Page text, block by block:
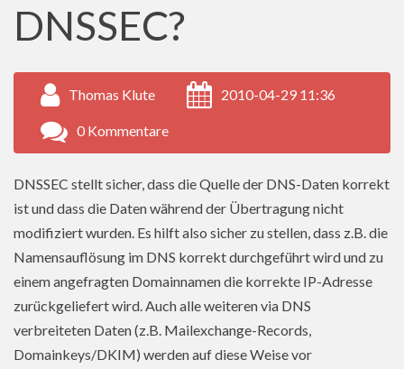
DNSSEC?
Thomas Klute 2010-04-29 11:36
0 Kommentare
DNSSEC stellt sicher, dass die Quelle der DNS-Daten korrekt
ist und dass die Daten während der Übertragung nicht
modifiziert wurden. Es hilft also sicher zu stellen, dass z.B. die
Namensauflösung im DNS korrekt durchgeführt wird und zu
einem angefragten Domainnamen die korrekte IP-Adresse
zurückgeliefert wird. Auch alle weiteren via DNS
verbreiteten Daten (z.B. Mailexchange-Records,
Domainkeys/DKIM) werden auf diese Weise vor